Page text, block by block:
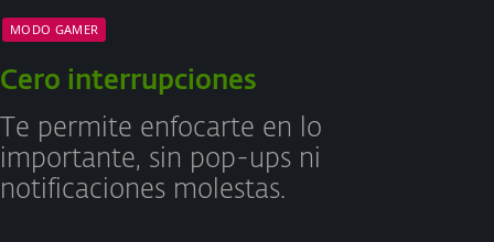
MODO GAMER
Cero interrupciones
Te permite enfocarte en lo
importante, sin pop-ups ni
notificaciones molestas.